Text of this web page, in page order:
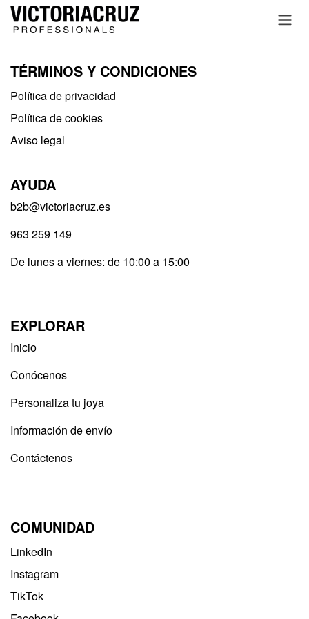
Ir al contenido
TÉRMINOS Y CONDICIONES
Política de privacidad​
Política de cookies
Aviso legal
AYUDA
b2b@victoriacruz.es
963 259 149
De lunes a viernes: de 10:00 a 15:00
EXPLORAR
Inicio
Conócenos
Personaliza tu joya
Información de envío
Contáctenos
COMUNIDAD
LinkedIn
Instagram
TikTok